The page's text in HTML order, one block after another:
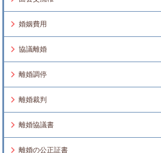
婚姻費用
協議離婚
離婚調停
離婚裁判
離婚協議書
離婚の公正証書